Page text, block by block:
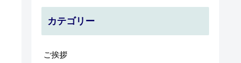
カテゴリー
ご挨拶